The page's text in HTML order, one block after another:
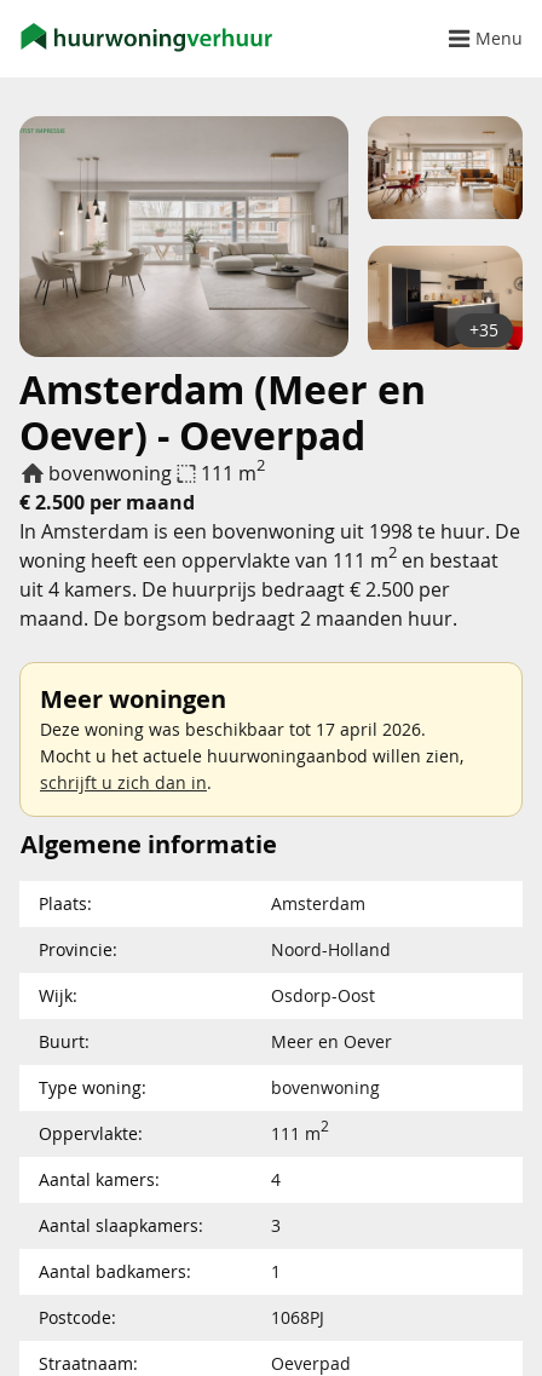
Menu
Amsterdam (Meer en
Oever) - Oeverpad
bovenwoning 111 m2
€ 2.500 per maand
+35
In Amsterdam is een bovenwoning uit 1998 te huur. De
woning heeft een oppervlakte van 111 m2 en bestaat
uit 4 kamers. De huurprijs bedraagt € 2.500 per
maand. De borgsom bedraagt 2 maanden huur.
Meer woningen
Deze woning was beschikbaar tot 17 april 2026.
Mocht u het actuele huurwoningaanbod willen zien,
schrijft u zich dan in.
Algemene informatie
Plaats:
Amsterdam
Provincie:
Noord-Holland
Wijk:
Osdorp-Oost
Buurt:
Meer en Oever
Type woning:
bovenwoning
Oppervlakte:
111 m2
Aantal kamers:
4
Aantal slaapkamers:
3
Aantal badkamers:
1
Postcode:
1068PJ
Straatnaam:
Oeverpad